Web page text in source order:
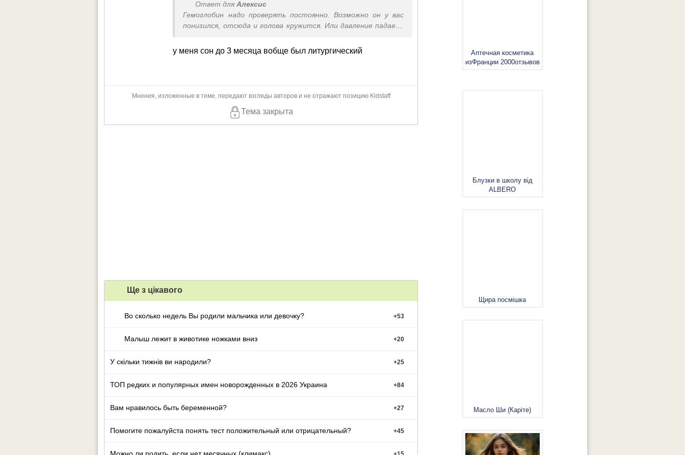
Ответ для Алексис
Гемоглобин надо проверять постоянно. Возможно он у вас
понизился, отсюда и голова кружится. Или давление падает.
время беременности. А еще, пока малышка не забилась,
у меня сон до 3 месяца вобще был литургический
Мнения, изложенные в теме, передают взгляды авторов и не отражают позицию Kidstaff
Тема закрыта
Ще з цiкавого
Во сколько недель Вы родили мальчика или девочку? +53
Малыш лежит в животике ножками вниз +20
У скільки тижнів ви народили? +25
ТОП редких и популярных имен новорожденных в 2026 Украина +84
Вам нравилось быть беременной? +27
Помогите пожалуйста понять тест положительный или отрицательный? +45
Аптечная косметика
изФранции 2000отзывов
Блузки в школу від
ALBERO
Щира посмішка
Масло Ши (Каріте)